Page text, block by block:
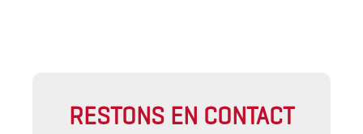
RESTONS EN CONTACT